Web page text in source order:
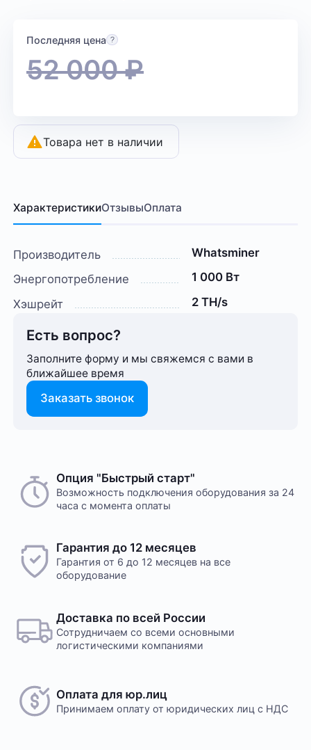
Последняя цена
52 000₽
Товара нет в наличии
ХарактеристикиОтзывыОплата
Производитель
Whatsminer
Энергопотребление
1 000 Вт
Хэшрейт
2 TH/s
Есть вопрос?
Заполните форму и мы свяжемся с вами в
ближайшее время
Заказать звонок
На этот товар пока нет отзывов
Желаете оставить отзыв?
Нам важно знать ваше мнение о популярном
оборудовании для майнинга. Так мы улучшаем
ассортимент нашего интернет-⁠магазина.
Способ оплаты любого заказа вы можете выбрать
при его оформлении. Оплата производится только
в рублях. После подтверждения заказа, с вами
центров
Оплата производится в офисе компании наличными
в кассу компании. Доступна оплата сотруднику
службы доставки при получении заказа. Доставка
Опция "Быстрый старт"
Возможность подключения оборудования за 24
часа с момента оплаты
Гарантия до 12 месяцев
Гарантия от 6 до 12 месяцев на все
оборудование
Доставка по всей России
Сотрудничаем со всеми основными
логистическими компаниями
Оплата для юр.лиц
Принимаем оплату от юридических лиц с НДС